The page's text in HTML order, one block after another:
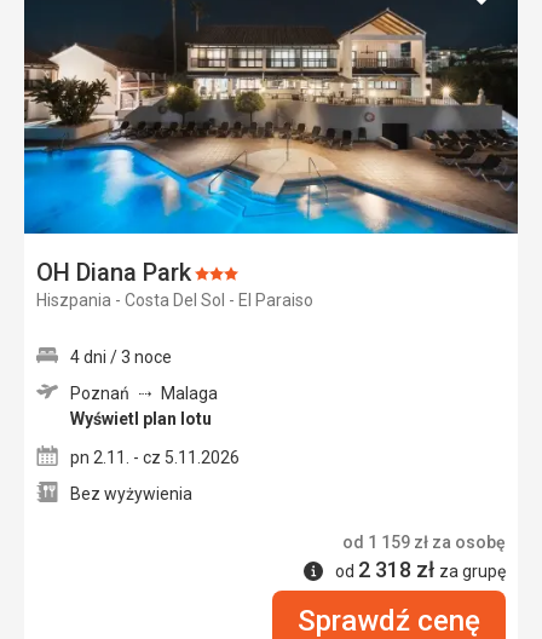
OH Diana ParkOcena:
3/5
Hiszpania - Costa Del Sol - El Paraiso
4 dni / 3 noce
Poznań
Malaga
Wyświetl plan lotu
pn 2.11. - cz 5.11.2026
Bez wyżywienia
od 1 159 zł za osobę
Informacje
od 2 318 zł za grupę
Sprawdź cenę